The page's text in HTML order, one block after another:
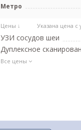
Метро
Цены ↓ Указана цена с
УЗИ сосудов шеи
Дуплексное
Все цены